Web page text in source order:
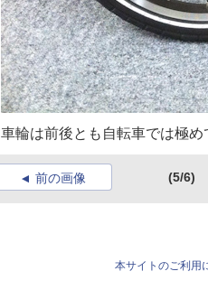
車輪は前後とも自転車では極
前の画像 (5/6)
本サイトのご利用